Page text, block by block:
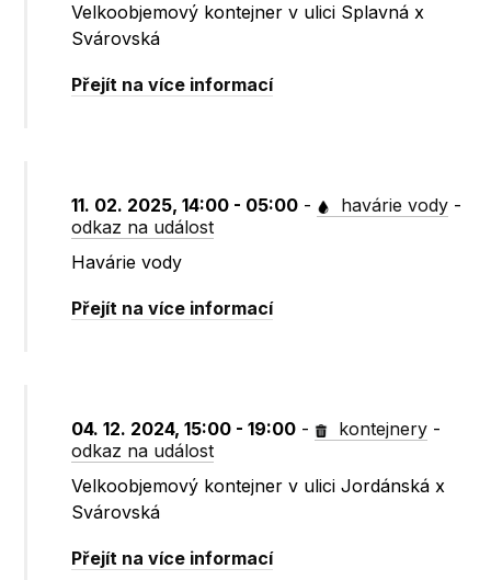
Velkoobjemový kontejner v ulici Splavná x
Svárovská
Přejít na více informací
11. 02. 2025, 14:00 - 05:00 - havárie vody -
odkaz na událost
Havárie vody
Přejít na více informací
04. 12. 2024, 15:00 - 19:00 - kontejnery -
odkaz na událost
Velkoobjemový kontejner v ulici Jordánská x
Svárovská
Přejít na více informací